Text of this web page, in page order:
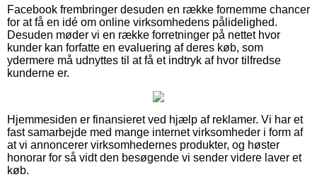
Facebook frembringer desuden en række fornemme chancer
for at få en idé om online virksomhedens pålidelighed.
Desuden møder vi en række forretninger på nettet hvor
kunder kan forfatte en evaluering af deres køb, som
ydermere må udnyttes til at få et indtryk af hvor tilfredse
kunderne er.
Hjemmesiden er finansieret ved hjælp af reklamer. Vi har et
fast samarbejde med mange internet virksomheder i form af
at vi annoncerer virksomhedernes produkter, og høster
honorar for så vidt den besøgende vi sender videre laver et
køb.